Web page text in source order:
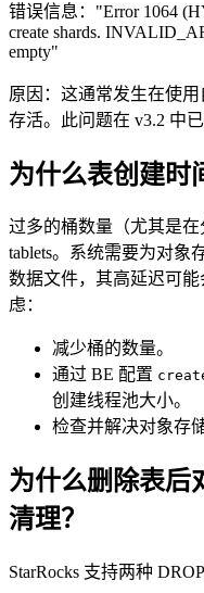
错误信息："Error 1064
create shards.
empty"
原因：这通常发生在使
存活。此问题在 v3.2 中已
为什么表创建时
过多的桶数量（尤其是在
tablets。系统需要为对象
数据文件，其高延迟可
虑：
减少桶的数量。
通过 BE 配置
创建线程池大小。
检查并解决对象存
为什么删除表后
清理？
StarRocks 支持两种